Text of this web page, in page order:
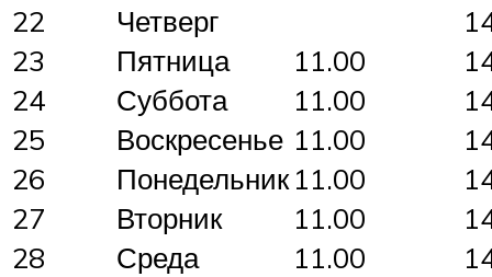
22
Четверг
23
Пятница 11.00
24
Суббота 11.00
25
Воскресенье 11.00
26
Понедельник 11.00
27
Вторник 11.00
28
Среда 11.00